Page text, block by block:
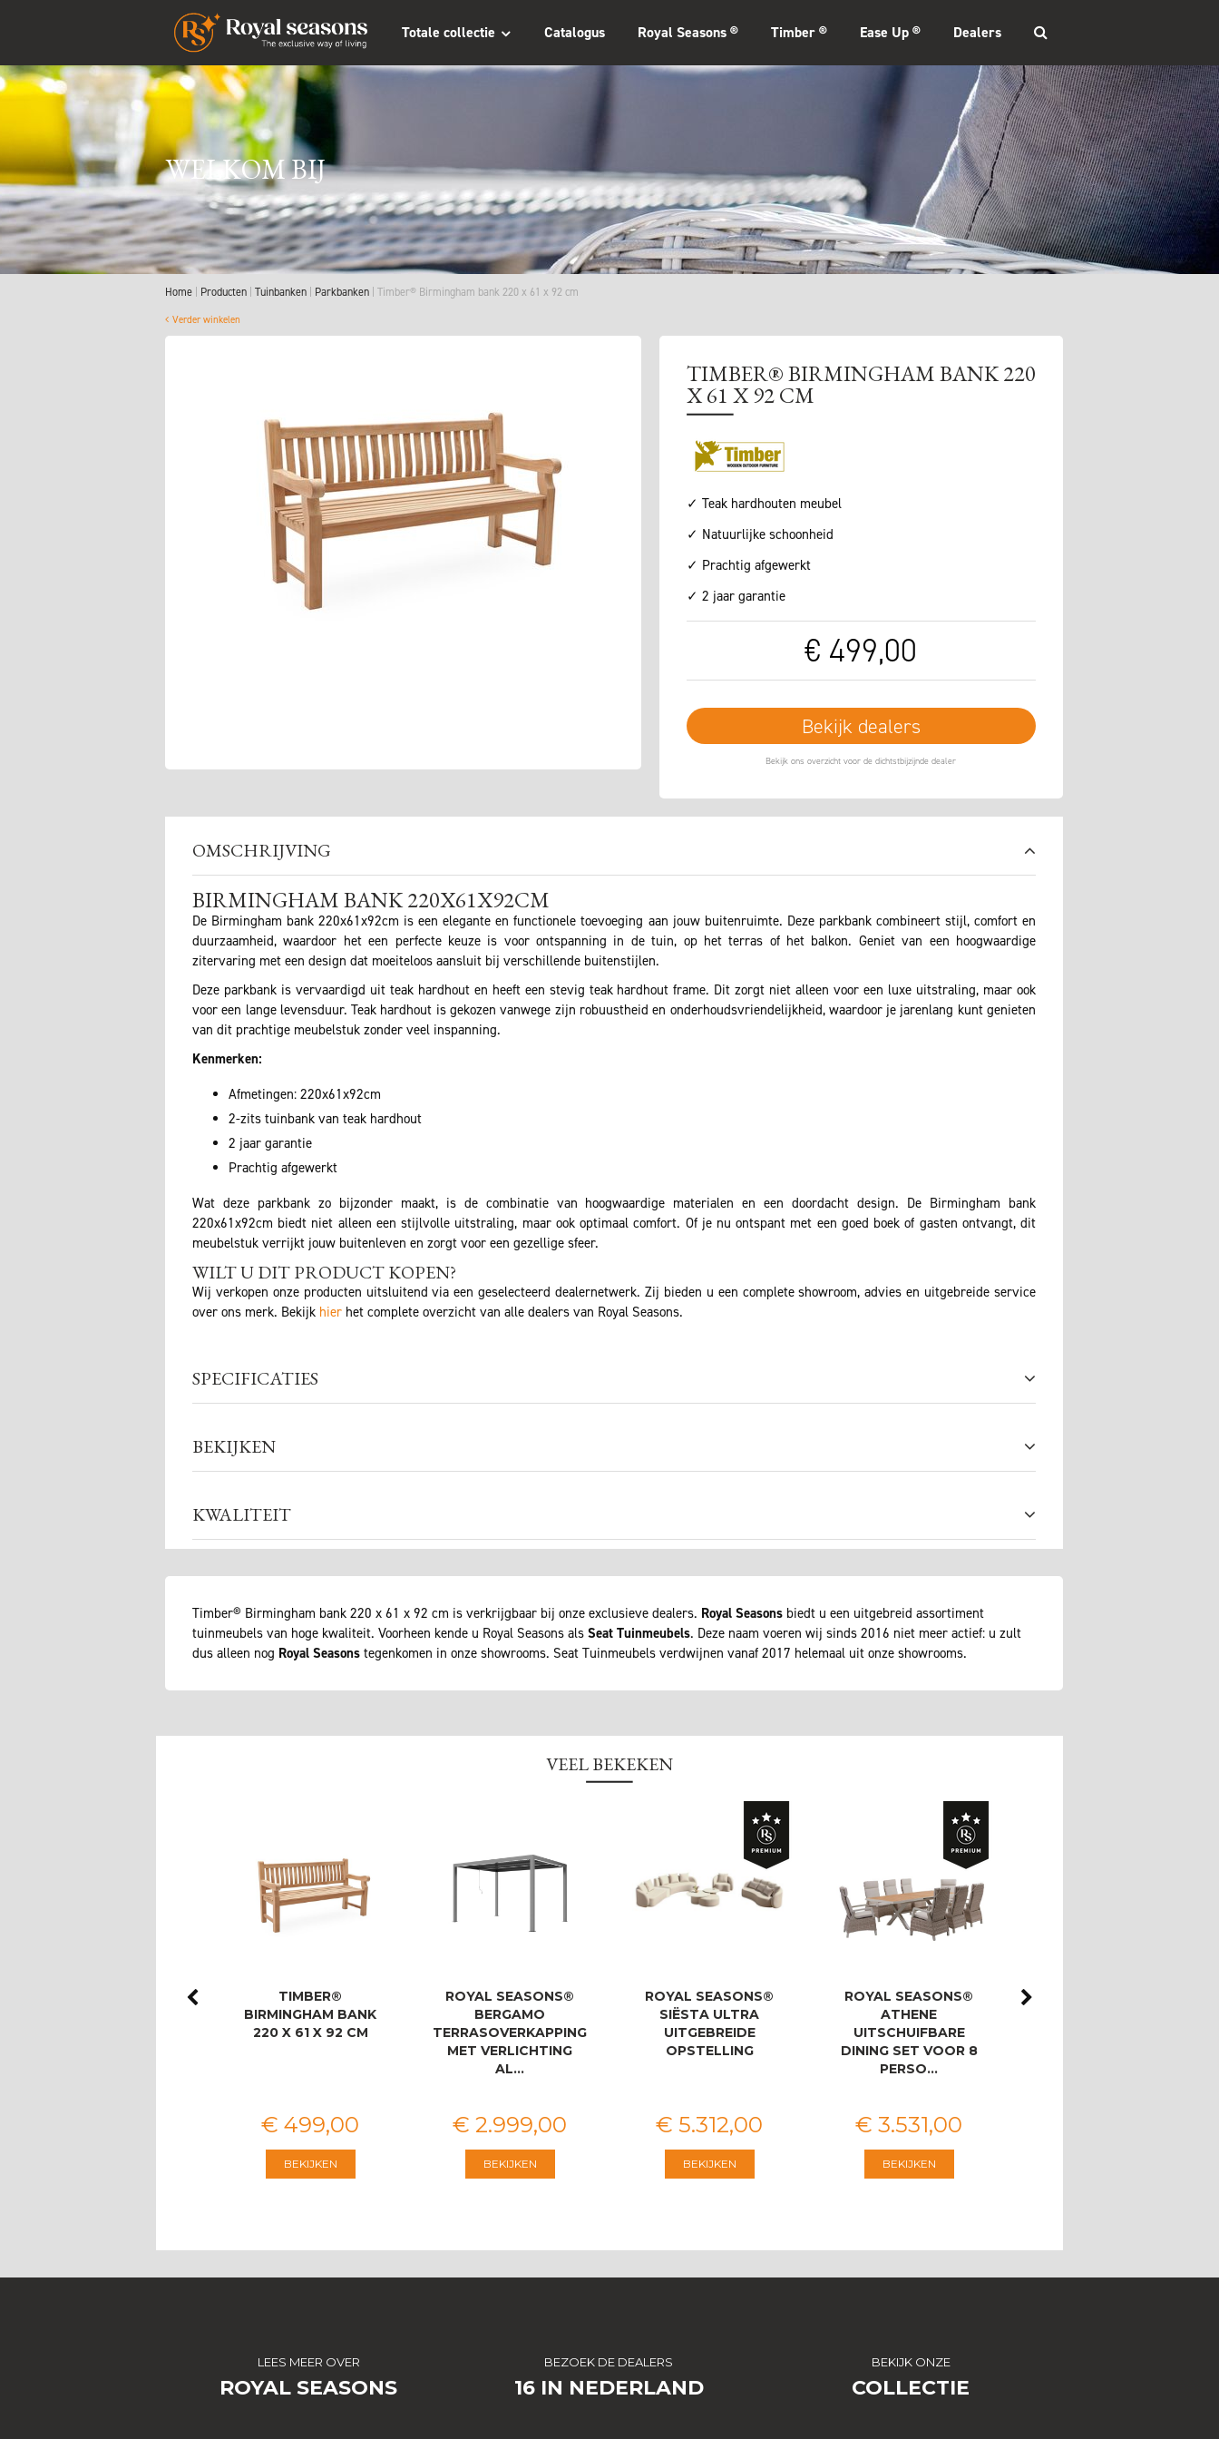
Totale collectie Catalogus Royal Seasons ® Timber ® Ease Up ® Dealers
WELKOM BIJ
Home Producten Tuinbanken Parkbanken Timber® Birmingham bank 220 x 61 x 92 cm
Verder winkelen
TIMBER® BIRMINGHAM BANK 220
X 61 X 92 CM
✓ Teak hardhouten meubel
✓ Natuurlijke schoonheid
✓ Prachtig afgewerkt
✓ 2 jaar garantie
€ 499,00
Bekijk dealers
OMSCHRIJVING
BIRMINGHAM BANK 220X61X92CM
De Birmingham bank 220x61x92cm is een elegante en functionele toevoeging aan jouw buitenruimte. Deze parkbank combineert stijl, comfort en
duurzaamheid, waardoor het een perfecte keuze is voor ontspanning in de tuin, op het terras of het balkon. Geniet van een hoogwaardige
zitervaring met een design dat moeiteloos aansluit bij verschillende buitenstijlen.
Deze parkbank is vervaardigd uit teak hardhout en heeft een stevig teak hardhout frame. Dit zorgt niet alleen voor een luxe uitstraling, maar ook
voor een lange levensduur. Teak hardhout is gekozen vanwege zijn robuustheid en onderhoudsvriendelijkheid, waardoor je jarenlang kunt genieten
van dit prachtige meubelstuk zonder veel inspanning.
Kenmerken:
Afmetingen: 220x61x92cm
2-zits tuinbank van teak hardhout
2 jaar garantie
Prachtig afgewerkt
Wat deze parkbank zo bijzonder maakt, is de combinatie van hoogwaardige materialen en een doordacht design. De Birmingham bank
220x61x92cm biedt niet alleen een stijlvolle uitstraling, maar ook optimaal comfort. Of je nu ontspant met een goed boek of gasten ontvangt, dit
meubelstuk verrijkt jouw buitenleven en zorgt voor een gezellige sfeer.
WILT U DIT PRODUCT KOPEN?
Wij verkopen onze producten uitsluitend via een geselecteerd dealernetwerk. Zij bieden u een complete showroom, advies en uitgebreide service
over ons merk. Bekijk hier het complete overzicht van alle dealers van Royal Seasons.
SPECIFICATIES
BEKIJKEN
KWALITEIT
Timber® Birmingham bank 220 x 61 x 92 cm is verkrijgbaar bij onze exclusieve dealers. Royal Seasons biedt u een uitgebreid assortiment
tuinmeubels van hoge kwaliteit. Voorheen kende u Royal Seasons als Seat Tuinmeubels. Deze naam voeren wij sinds 2016 niet meer actief: u zult
dus alleen nog Royal Seasons tegenkomen in onze showrooms. Seat Tuinmeubels verdwijnen vanaf 2017 helemaal uit onze showrooms.
VEEL BEKEKEN
TIMBER®
BIRMINGHAM BANK
220 X 61 X 92 CM
€ 499,00
BEKIJKEN
ROYAL SEASONS®
BERGAMO
TERRASOVERKAPPING
MET VERLICHTING
AL…
€ 2.999,00
BEKIJKEN
ROYAL SEASONS®
SIËSTA ULTRA
UITGEBREIDE
OPSTELLING
€ 5.312,00
BEKIJKEN
ROYAL SEASONS®
ATHENE
UITSCHUIFBARE
DINING SET VOOR 8
PERSO…
€ 3.531,00
BEKIJKEN
LEES MEER OVER
ROYAL SEASONS
BEKIJK ONZE
COLLECTIE
BEZOEK DE DEALERS
16 IN NEDERLAND